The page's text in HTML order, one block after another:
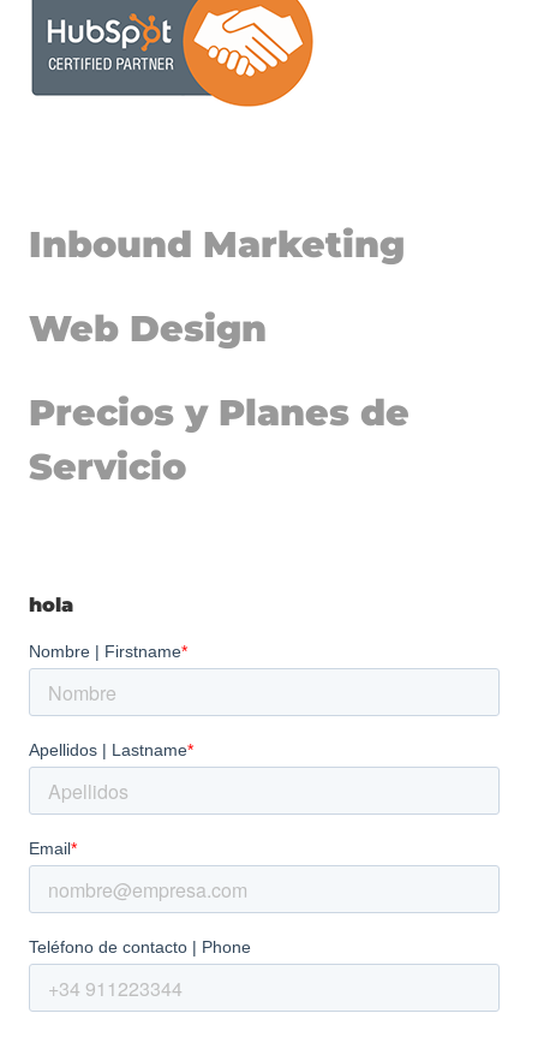
Inbound Marketing
Web Design
Precios y Planes de
Servicio
hola